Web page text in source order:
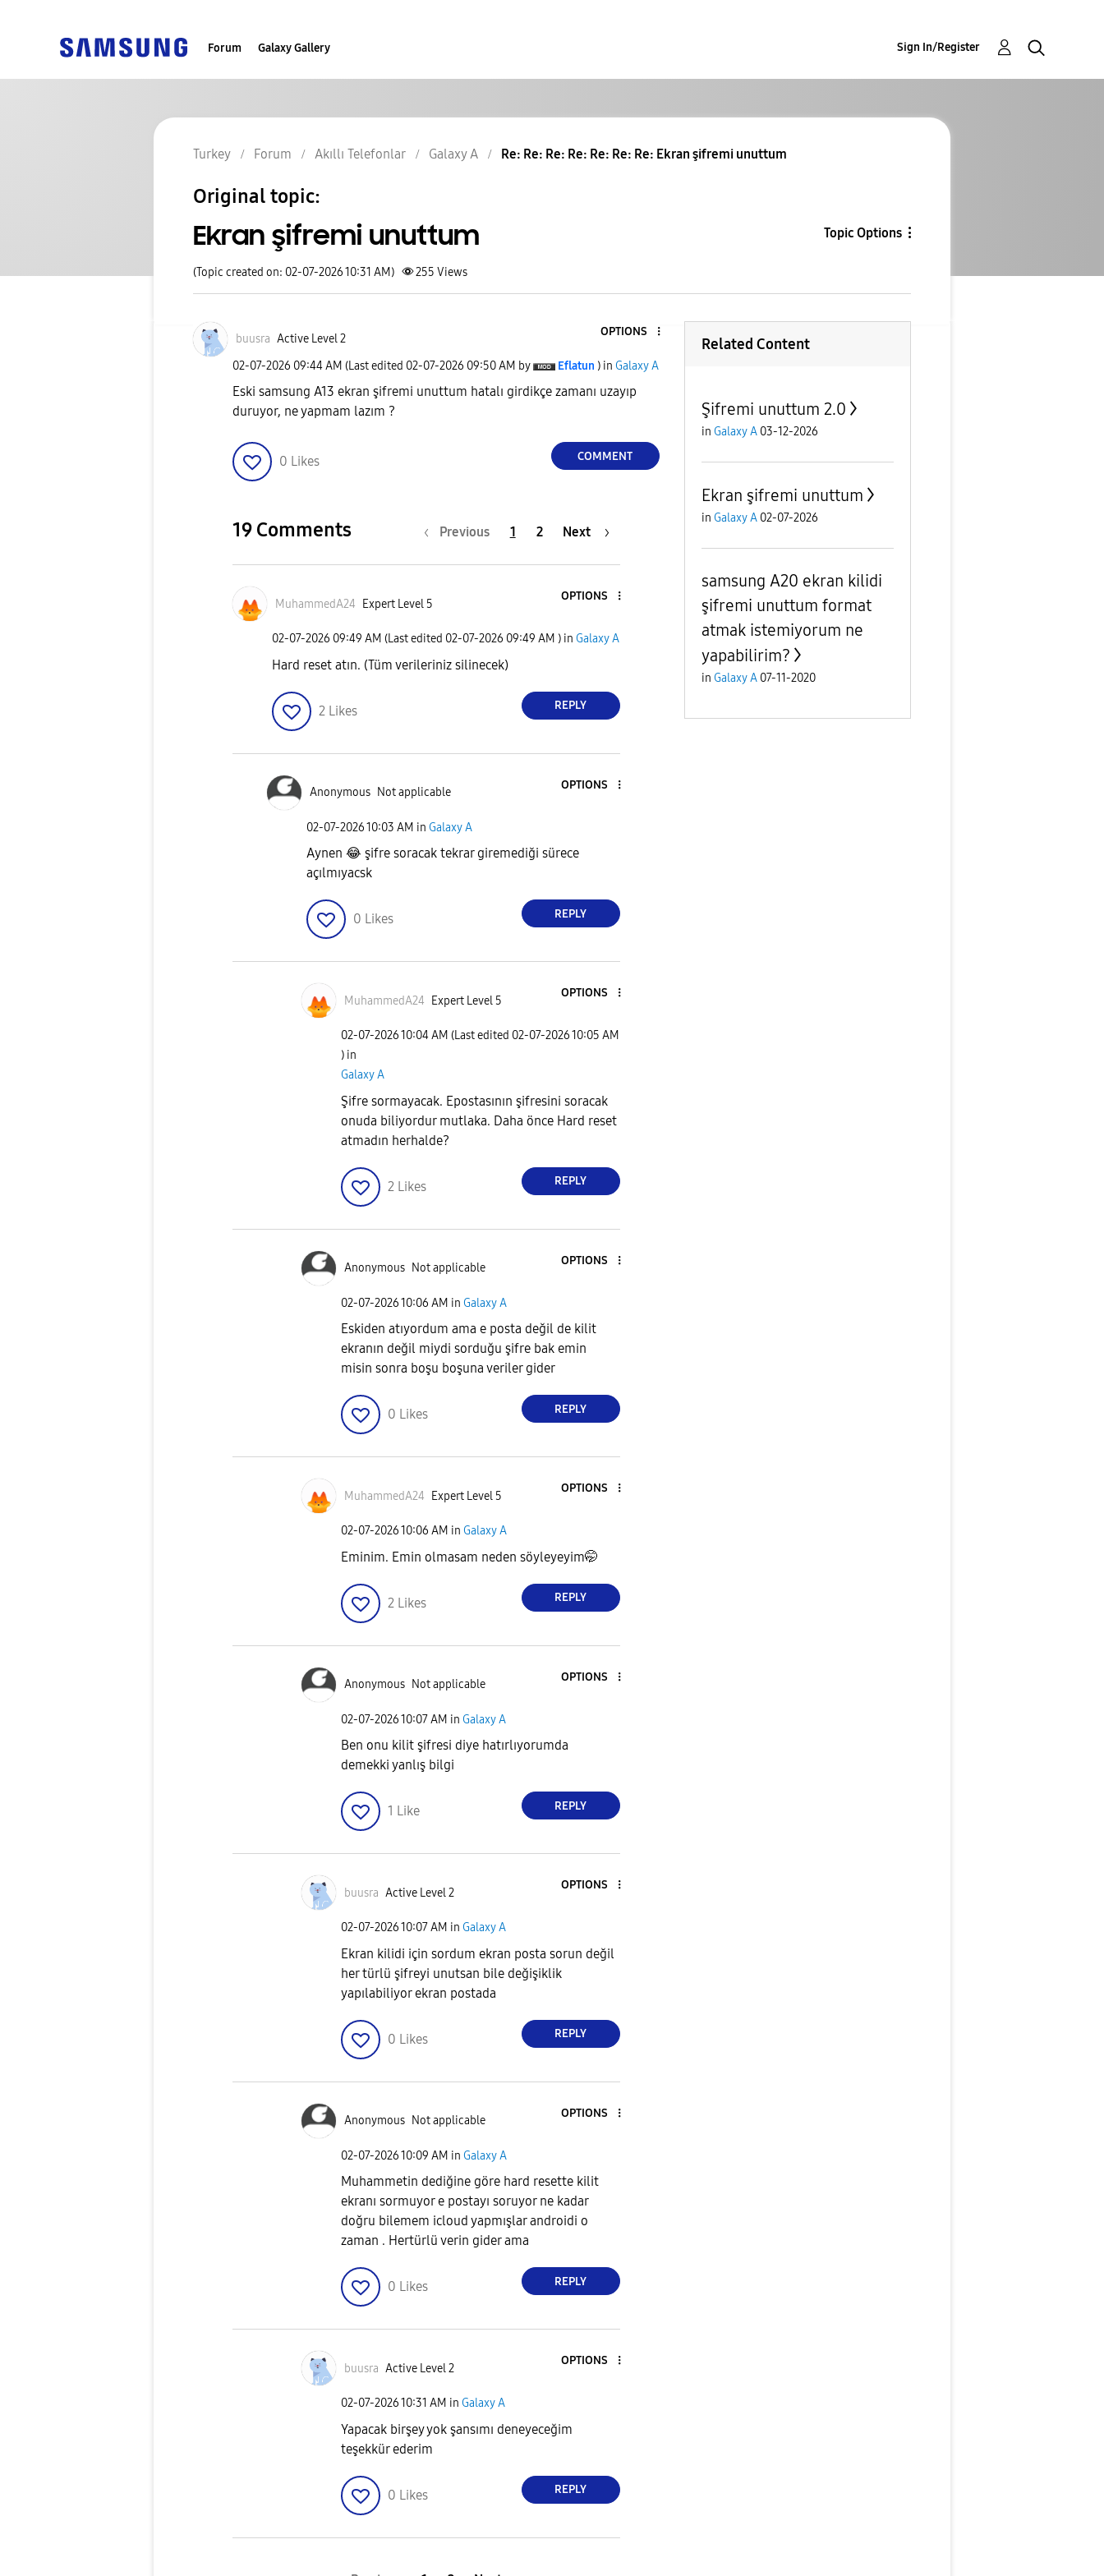
Forum Galaxy Gallery Sign In/Register
Turkey Forum Akıllı Telefonlar Galaxy A Re: Re: Re: Re: Re: Re: Re: Ekran şifremi unuttum
Original topic:
Ekran şifremi unuttum Topic Options
(Topic created on: 02-07-2026 10:31 AM) 255 Views
buusra Active Level 2
OPTIONS
‎02-07-2026 09:44 AM (Last edited ‎02-07-2026 09:50 AM by Eflatun ) in Galaxy A
Eski samsung A13 ekran şifremi unuttum hatalı girdikçe zamanı uzayıp
duruyor, ne yapmam lazım ?
0 Likes COMMENT
19 Comments Previous 1 2 Next
MuhammedA24 Expert Level 5
OPTIONS
‎02-07-2026 09:49 AM (Last edited ‎02-07-2026 09:49 AM ) in Galaxy A
Hard reset atın. (Tüm verileriniz silinecek)
2 Likes REPLY
Anonymous Not applicable
OPTIONS
‎02-07-202610:03 AM in Galaxy A
Aynen 😂 şifre soracak tekrar giremediği sürece
açılmıyacsk
0 Likes REPLY
MuhammedA24 Expert Level 5
OPTIONS
‎02-07-202610:04 AM (Last edited ‎02-07-202610:05 AM
) in
Galaxy A
Şifre sormayacak. Epostasının şifresini soracak
onuda biliyordur mutlaka. Daha önce Hard reset
atmadın herhalde?
2 Likes REPLY
Anonymous Not applicable
OPTIONS
‎02-07-202610:06 AM in Galaxy A
Eskiden atıyordum ama e posta değil de kilit
ekranın değil miydi sorduğu şifre bak emin
misin sonra boşu boşuna veriler gider
0 Likes REPLY
MuhammedA24 Expert Level 5
OPTIONS
‎02-07-202610:06 AM in Galaxy A
Eminim. Emin olmasam neden söyleyeyim🤭
2 Likes REPLY
Anonymous Not applicable
OPTIONS
‎02-07-202610:07 AM in Galaxy A
Ben onu kilit şifresi diye hatırlıyorumda
demekki yanlış bilgi
1 Like REPLY
buusra Active Level 2
OPTIONS
‎02-07-202610:07 AM in Galaxy A
Ekran kilidi için sordum ekran posta sorun değil
her türlü şifreyi unutsan bile değişiklik
yapılabiliyor ekran postada
0 Likes REPLY
Anonymous Not applicable
OPTIONS
‎02-07-202610:09 AM in Galaxy A
Muhammetin dediğine göre hard resette kilit
ekranı sormuyor e postayı soruyor ne kadar
doğru bilemem icloud yapmışlar androidi o
zaman . Hertürlü verin gider ama
0 Likes REPLY
buusra Active Level 2
OPTIONS
‎02-07-202610:31 AM in Galaxy A
Yapacak birşey yok şansımı deneyeceğim
teşekkür ederim
0 Likes REPLY
Related Content
Şifremi unuttum 2.0
in Galaxy A 03-12-2026
Ekran şifremi unuttum
in Galaxy A 02-07-2026
samsung A20 ekran kilidi
şifremi unuttum format
atmak istemiyorum ne
yapabilirim?
in Galaxy A 07-11-2020